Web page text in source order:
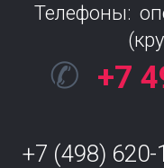
Телефоны:
✆ +7
+7 (498) 620-